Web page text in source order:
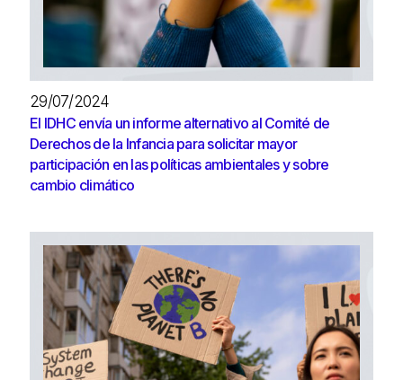
29/07/2024
El IDHC envía un informe alternativo al Comité de
Derechos de la Infancia para solicitar mayor
participación en las políticas ambientales y sobre
cambio climático